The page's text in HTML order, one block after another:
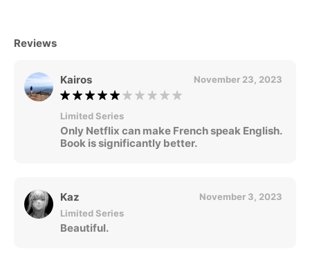
Reviews
Kairos November 23, 2023
Limited Series
Only Netflix can make French speak English.
Book is significantly better.
Kaz
November 3, 2023
Limited Series
Beautiful.